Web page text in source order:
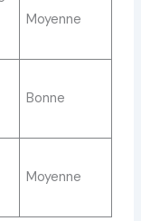
Moyenne
Bonne
Moyenne